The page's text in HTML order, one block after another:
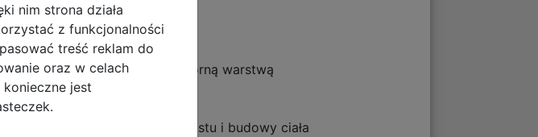
powlekanego wodoodporną warstwą
dopasować plecak do wzrostu i budowy ciała
nim strona działa
z funkcjonalności
treść reklam do
oraz w celach
jest